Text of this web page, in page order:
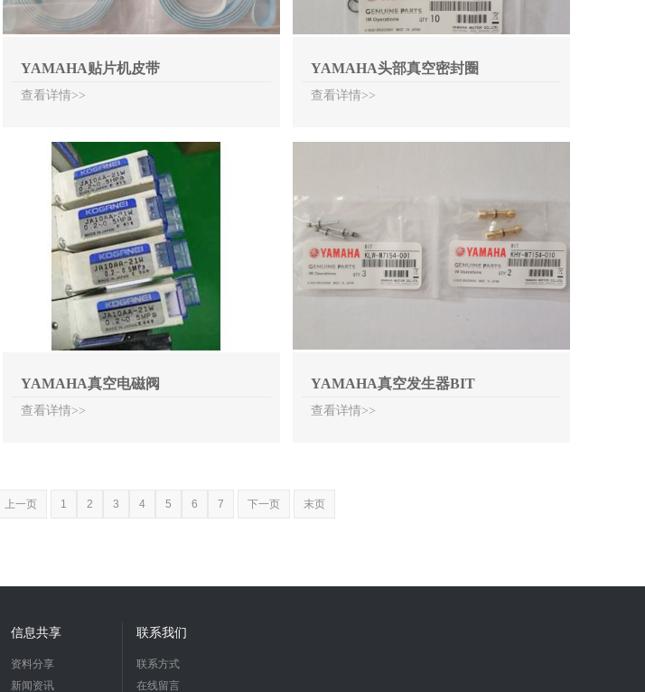
YAMAHA贴片机皮带
查看详情>>
YAMAHA头部真空密封圈
查看详情>>
YAMAHA真空电磁阀
查看详情>>
YAMAHA真空发生器BIT
查看详情>>
上一页 1 2 3 4 5 6 7 下一页 末页
信息共享
资料分享
新闻资讯
联系我们
联系方式
在线留言